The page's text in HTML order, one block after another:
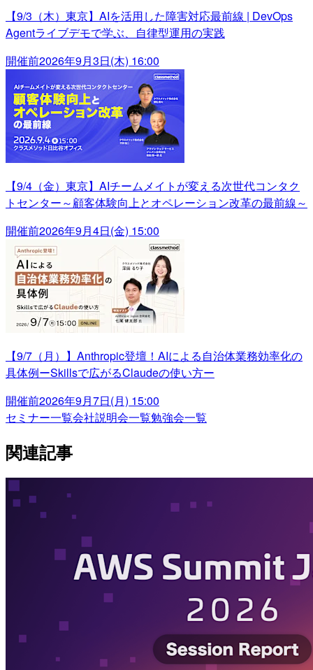
【9/3（木）東京】AIを活用した障害対応最前線 | DevOps
Agentライブデモで学ぶ、自律型運用の実践
開催前2026年9月3日(木) 16:00
【9/4（金）東京】AIチームメイトが変える次世代コンタク
トセンター～顧客体験向上とオペレーション改革の最前線～
開催前2026年9月4日(金) 15:00
【9/7（月）】Anthropic登壇！AIによる自治体業務効率化の
具体例ーSkillsで広がるClaudeの使い方ー
開催前2026年9月7日(月) 15:00
セミナー一覧会社説明会一覧勉強会一覧
関連記事